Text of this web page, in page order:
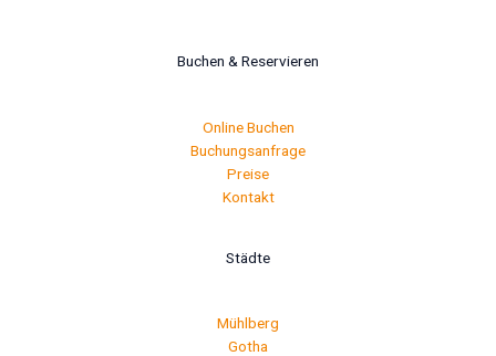
Buchen & Reservieren
Online Buchen
Buchungsanfrage
Preise
Kontakt
Städte
Mühlberg
Gotha